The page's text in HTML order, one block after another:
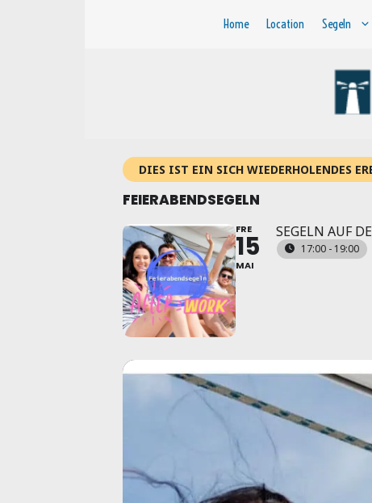
Home Location Segeln
DIES IST EIN SICH WIEDERHOLENDES
FEIERABENDSEGELN
FRE
15
MAI
SEGELN AUF
17:00 - 19:00